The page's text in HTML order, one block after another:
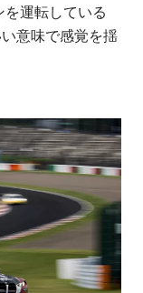
運転している
意味で感覚を揺